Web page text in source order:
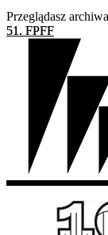
Przeglądasz
51. FPFF